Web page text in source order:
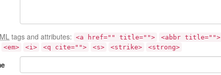
tags and attributes: <a href="" title=""> <abbr title="">
<em> <i> <q cite=""> <s> <strike> <strong>